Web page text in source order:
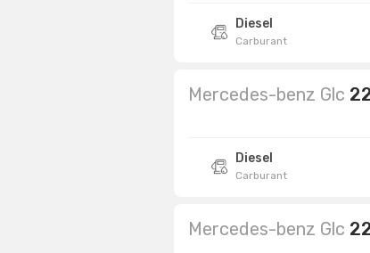
Diesel
Carburant
Mercedes-benz Glc
Diesel
Carburant
Mercedes-benz Glc